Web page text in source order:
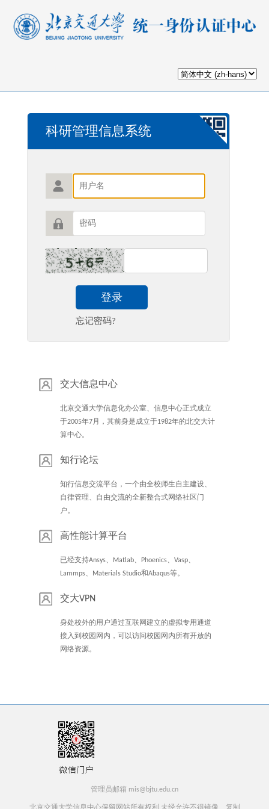
科研管理信息系统
登录
忘记密码?
交大信息中心
北京交通大学信息化办公室、信息中心正式成立
于2005年7月，其前身是成立于1982年的北交大计
算中心。
知行论坛
知行信息交流平台，一个由全校师生自主建设、
自律管理、自由交流的全新整合式网络社区门
户。
高性能计算平台
已经支持Ansys、Matlab、Phoenics、Vasp、
Lammps、Materials Studio和Abaqus等。
交大VPN
身处校外的用户通过互联网建立的虚拟专用通道
接入到校园网内，可以访问校园网内所有开放的
网络资源。
管理员邮箱 mis@bjtu.edu.cn